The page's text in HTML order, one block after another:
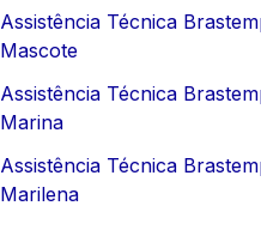
Assistência Técnica
Mascote
Assistência Técnica
Marina
Assistência Técnica
Marilena